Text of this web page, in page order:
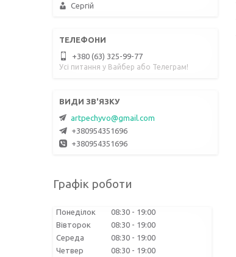
Сергій
+380 (63) 325-99-77
Усі питання у Вайбер або Телеграм!
artpechyvo@gmail.com
+380954351696
+380954351696
Графік роботи
Понеділок 08:30
19:00
Вівторок
08:30
19:00
Середа
08:30
19:00
Четвер
08:30 19:00